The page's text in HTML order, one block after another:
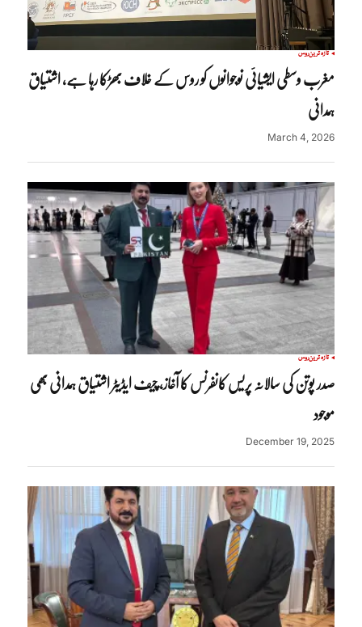
تازہ ترینروس
مغرب وسطی ایشیائی نوجوانوں کو روس کے خلاف بھڑکا رہا ہے، اشتیاق
ہمدانی
March 4, 2026
تازہ ترینروس
صدر پوتن کی سالانہ پریس کانفرنس کا آغاز، چیف ایڈیٹر اشتیاق ہمدانی بھی
موجود
December 19, 2025